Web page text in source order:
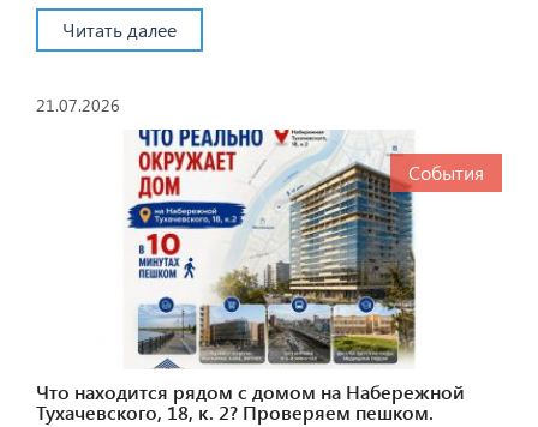
Читать далее
21.07.2026
События
Что находится рядом с домом на Набережной
Тухачевского, 18, к. 2? Проверяем пешком.